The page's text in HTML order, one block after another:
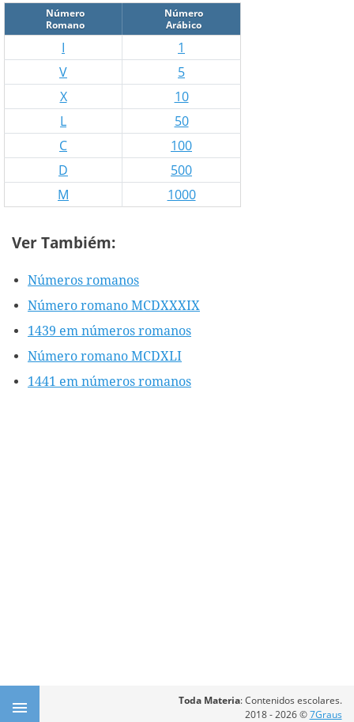
Número
Romano
Número
Arábico
I
1
V
5
X
10
L
50
C
100
D
500
M
1000
Ver Tambiém:
Números romanos
Número romano MCDXXXIX
1439 em números romanos
Número romano MCDXLI
1441 em números romanos
Toda Materia: Contenidos escolares.
2018 - 2026 ©7Graus